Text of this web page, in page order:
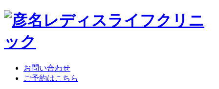
お問い合わせ
ご予約はこちら